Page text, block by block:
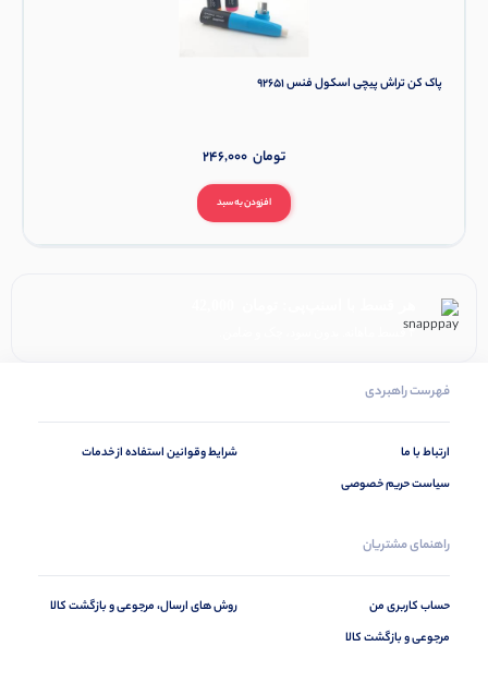
پاک کن تراش پیچی اسکول فنس 92651
افزودن به سبد
246,000 تومان
۴ قسط ماهانه. بدون سود، چک و ضامن.
فهرست راهبردی
ارتباط با ما
سیاست حریم خصوصی
شرایط وقوانین استفاده از خدمات
راهنمای مشتریان
حساب کاربری من
مرجوعی و بازگشت کالا
روش های ارسال، مرجوعی و بازگشت کالا